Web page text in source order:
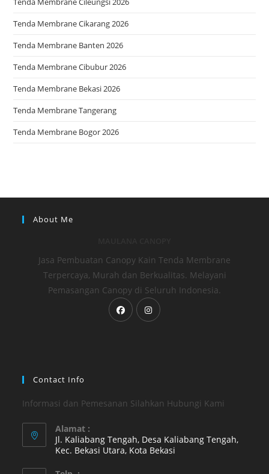
Tenda Membrane Cikarang 2026
Tenda Membrane Banten 2026
Tenda Membrane Cibubur 2026
Tenda Membrane Bekasi 2026
Tenda Membrane Tangerang
Tenda Membrane Bogor 2026
About Me
Jasa Pembuatan Canopy Kain Tenda Membrane
Terpercaya, Murah dan Berkualitas. Melayani
Pemasangan Canopy di Seluruh Indonesia.
Opens
in
Opens
Contact Info
Informasi dan Pemesanan Silahkan Hubungi Kami
Alamat :
Jl. Kaliabang Tengah, Desa Kaliabang Tengah,
Kec. Bekasi Utara, Kota Bekasi